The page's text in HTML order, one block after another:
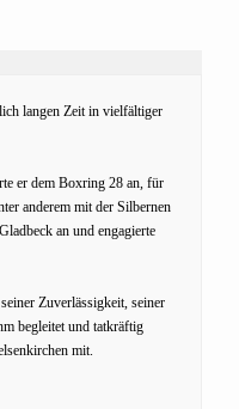
langen Zeit in vielfältiger
er dem Boxring 28 an, für
anderem mit der Silbernen
an und engagierte
Zuverlässigkeit, seiner
begleitet und tatkräftig
mit.